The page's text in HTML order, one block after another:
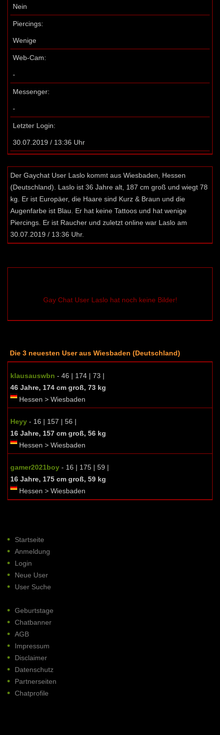
Nein
Piercings:
Wenige
Web-Cam:
-
Messenger:
-
Letzter Login:
30.07.2019 / 13:36 Uhr
Der Gaychat User Laslo kommt aus Wiesbaden, Hessen
(Deutschland). Laslo ist 36 Jahre alt, 187 cm groß und wiegt 78
kg. Er ist Europäer, die Haare sind Kurz & Braun und die
Augenfarbe ist Blau. Er hat keine Tattoos und hat wenige
Piercings. Er ist Raucher und zuletzt online war Laslo am
30.07.2019 / 13:36 Uhr.
Gay Chat User Laslo hat noch keine Bilder!
Die 3 neuesten User aus Wiesbaden (Deutschland)
klausauswbn - 46 | 174 | 73 |
46 Jahre, 174 cm groß, 73 kg
Hessen > Wiesbaden
Heyy - 16 | 157 | 56 |
16 Jahre, 157 cm groß, 56 kg
Hessen > Wiesbaden
gamer2021boy - 16 | 175 | 59 |
16 Jahre, 175 cm groß, 59 kg
Hessen > Wiesbaden
Startseite
Anmeldung
Login
Neue User
User Suche
Geburtstage
Chatbanner
AGB
Impressum
Disclaimer
Datenschutz
Partnerseiten
Chatprofile